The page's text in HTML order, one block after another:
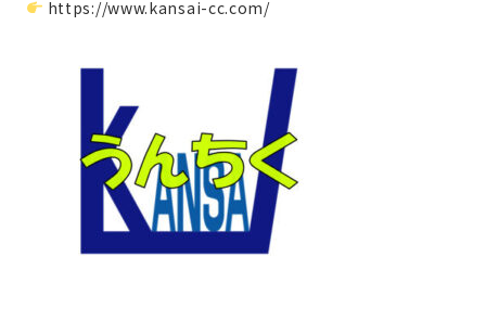
https://www.kansai-cc.com/